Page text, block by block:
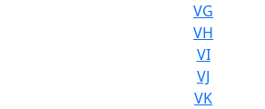
VG
VH
VI
VJ
VK